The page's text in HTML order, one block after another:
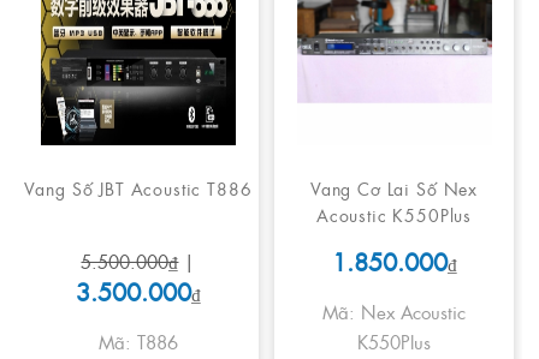
Vang Số JBT Acoustic T886
5.500.000₫|
3.500.000₫
Mã: T886
Vang Cơ Lai Số Nex
Acoustic K550Plus
1.850.000₫
Mã: Nex Acoustic
K550Plus